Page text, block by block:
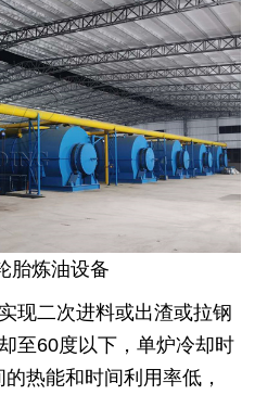
胎炼油设备
现二次进料或出渣或拉钢
至60度以下，单炉冷却时
热能和时间利用率低，